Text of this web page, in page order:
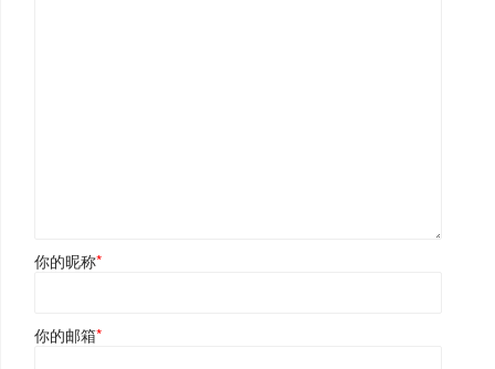
你的昵称*
你的邮箱*